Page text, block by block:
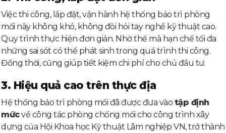
Việc thi công, lắp đặt, vận hành hệ thống bảo trì phòng
mối này không khó, không đòi hỏi tay nghề kỹ thuật cao.
Quy trình thực hiện đơn giản. Nhờ thế mà hạn chế tối đa
những sai sót có thể phát sinh trong quá trình thi công.
Đồng thời, cũng giúp tiết kiệm chi phí cho chủ đầu tư.
3. Hiệu quả cao trên thực địa
Hệ thống bảo trì phòng mối đã được đưa vào tập định
mứcvề công tác phòng chống mối cho công trình xây
dựng của Hội Khoa học Kỹ thuật Lâm nghiệp VN, trở thành